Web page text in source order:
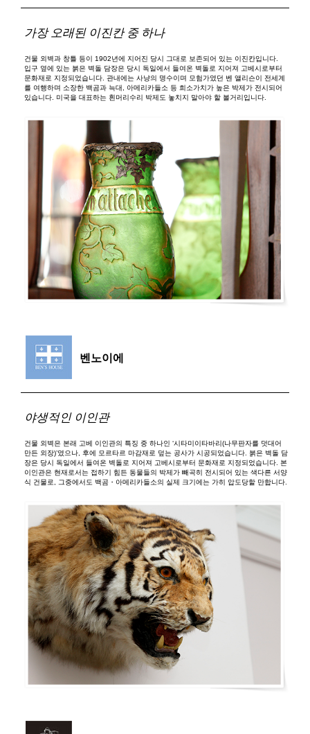
가장 오래된 이진칸 중 하나
건물 외벽과 창틀 등이 1902년에 지어진 당시 그대로 보존되어 있는 이진칸입니다.
입구 옆에 있는 붉은 벽돌 담장은 당시 독일에서 들여온 벽돌로 지어져 고베시로부터
문화재로 지정되었습니다. 관내에는 사냥의 명수이며 모험가였던 벤 앨리슨이 전세계
를 여행하며 소장한 백곰과 늑대, 아메리카들소 등 희소가치가 높은 박제가 전시되어
있습니다. 미국을 대표하는 흰머리수리 박제도 놓치지 말아야 할 볼거리입니다.
벤노이에
야생적인 이인관
건물 외벽은 본래 고베 이인관의 특징 중 하나인 ‘시타미이타바리(나무판자를 덧대어
만든 외장)’였으나, 후에 모르타르 마감재로 덮는 공사가 시공되었습니다. 붉은 벽돌 담
장은 당시 독일에서 들여온 벽돌로 지어져 고베시로부터 문화재로 지정되었습니다. 본
이인관은 현재로서는 접하기 힘든 동물들의 박제가 빼곡히 전시되어 있는 색다른 서양
식 건물로, 그중에서도 백곰・아메리카들소의 실제 크기에는 가히 압도당할 만합니다.